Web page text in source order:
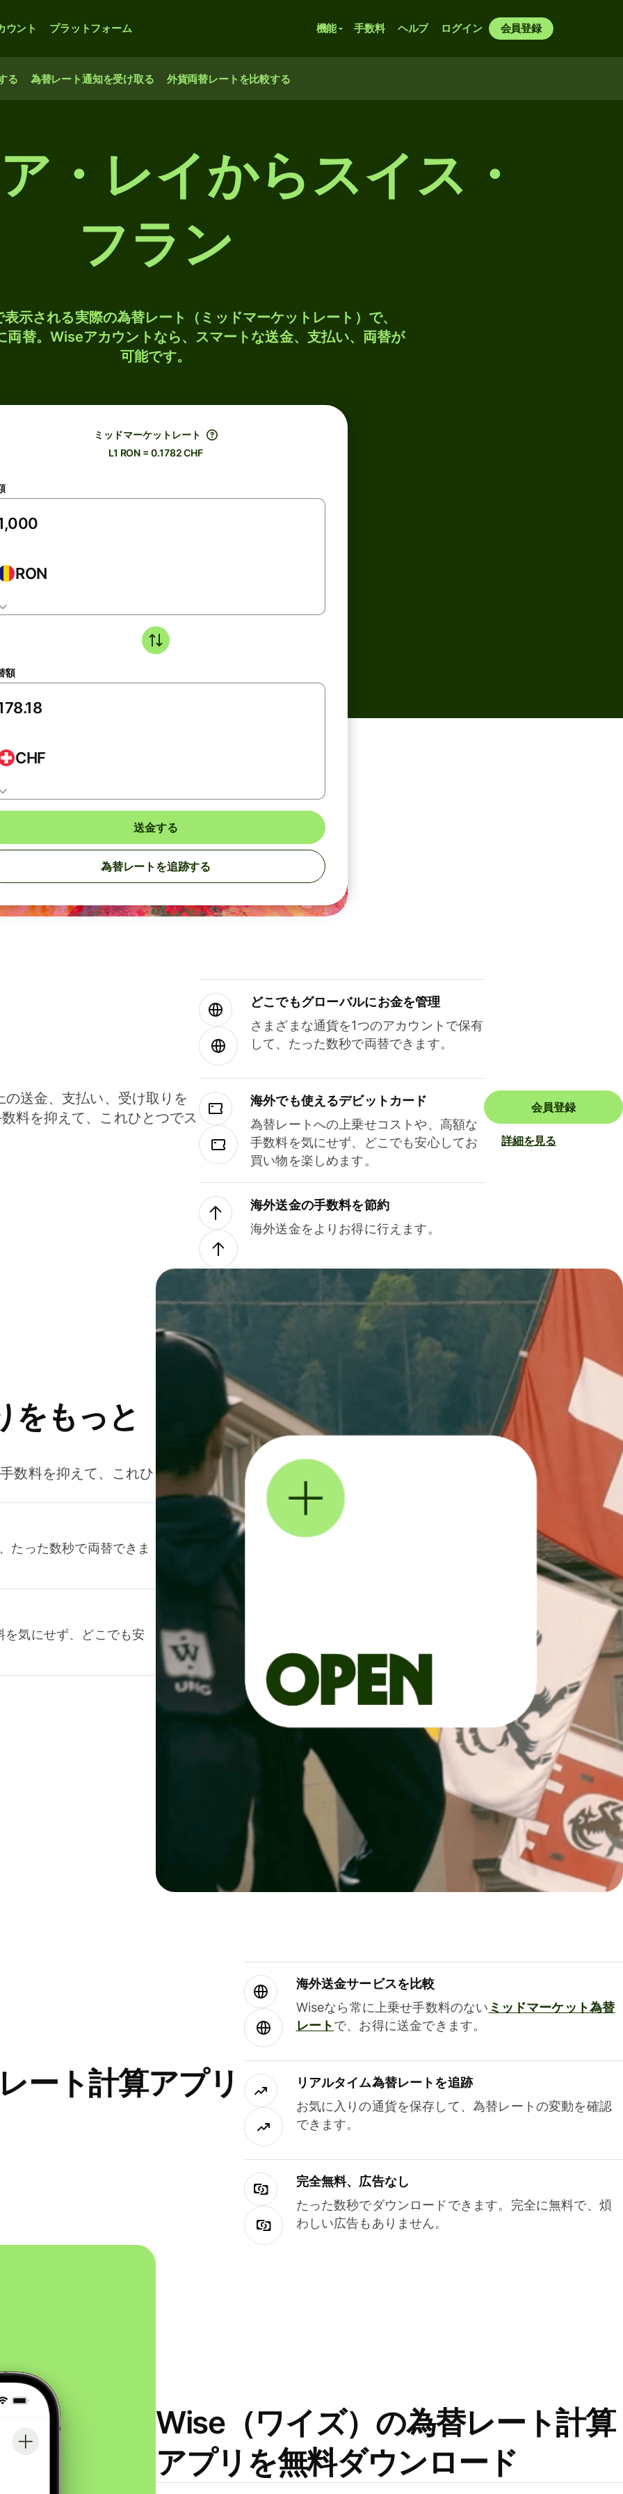
ウント プラットフォーム 機能 手数料 ヘルプ ログイン 会員登録
る 為替レート通知を受け取る 外貨両替レートを比較する
・レイからスイス・
フラン
示される実際の為替レート（ミッドマーケットレート）で、
両替。Wiseアカウントなら、スマートな送金、支払い、両替が
可能です。
ミッドマーケットレート
L1 RON = 0.1782 CHF
RON
額
CHF
送金する
為替レートを追跡する
送金、支払い、受け取りを
料を抑えて、これひとつでス
どこでもグ⁠ロ⁠ー⁠バ⁠ルにお金を管理
さまざまな通貨を1つのアカウントで保有
して、たった数秒で両替できます。
海外でも使えるデビットカード
為替レートへの上乗せコストや、高額な
手数料を気にせず、どこでも安心してお
買い物を楽しめます。
海外送金の手数料を節約
海外送金をよりお得に行えます。
会員登録
詳細を見る
をもっと
数料を抑えて、これひ
たった数秒で両替できま
気にせず、どこでも安
ート計算アプリ
海外送金サービスを比較
Wiseなら常に上乗せ手数料のない ミッドマーケット為替
レートで、お得に送金できます。
リアルタイム為替レートを追跡
お気に入りの通貨を保存して、為替レートの変動を確認
できます。
完全無料、広告なし
たった数秒でダウンロードできます。完全に無料で、煩
わしい広告もありません。
Wise（ワイズ）の為替レート計算
アプリを無料ダウンロード